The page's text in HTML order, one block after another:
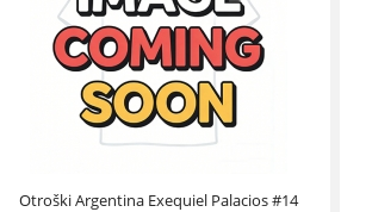
Otroški Argentina Exequiel Palacios #14